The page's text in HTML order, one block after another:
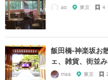
ao 東京 4
飯田橋-神楽坂お
ェ、雑貨、街並
maa 東京